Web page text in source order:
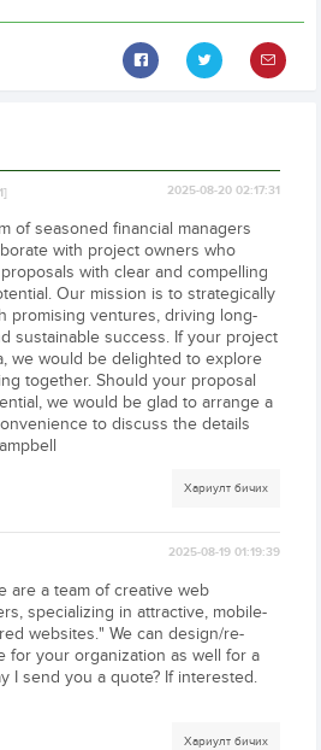
2025-08-20 02:17:31
of seasoned financial managers
with project owners who
with clear and compelling
Our mission is to strategically
promising ventures, driving long-
sustainable success. If your project
we would be delighted to explore
together. Should your proposal
we would be glad to arrange a
to discuss the details
Хариулт бичих
2025-08-19 01:19:39
are a team of creative web
specializing in attractive, mobile-
websites." We can design/re-
for your organization as well for a
I send you a quote? If interested.
Хариулт бичих